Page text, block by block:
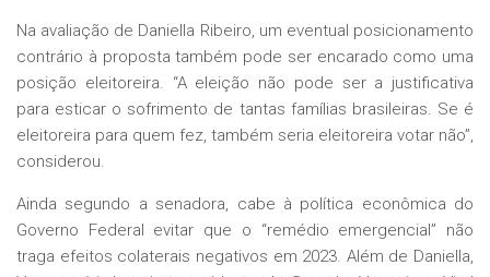
Na avaliação de Daniella Ribeiro, um eventual posicionamento
contrário à proposta também pode ser encarado como uma
posição eleitoreira. “A eleição não pode ser a justificativa
para esticar o sofrimento de tantas famílias brasileiras. Se é
eleitoreira para quem fez, também seria eleitoreira votar não”,
considerou.
Ainda segundo a senadora, cabe à política econômica do
Governo Federal evitar que o “remédio emergencial” não
traga efeitos colaterais negativos em 2023. Além de Daniella,